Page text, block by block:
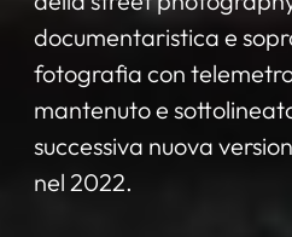
documentaristica e
fotografia con
mantenuto e
successiva nuova
nel 2022.